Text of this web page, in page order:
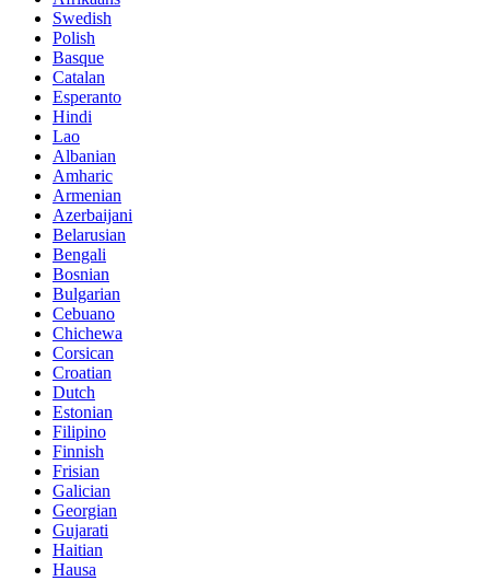
Swedish
Polish
Basque
Catalan
Esperanto
Hindi
Lao
Albanian
Amharic
Armenian
Azerbaijani
Belarusian
Bengali
Bosnian
Bulgarian
Cebuano
Chichewa
Corsican
Croatian
Dutch
Estonian
Filipino
Finnish
Frisian
Galician
Georgian
Gujarati
Haitian
Hausa